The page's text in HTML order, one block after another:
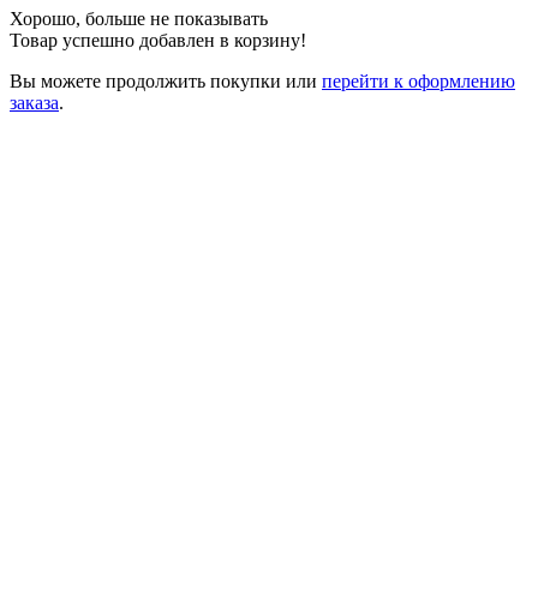
Хорошо, больше не показывать
Товар успешно добавлен в корзину!
Вы можете продолжить покупки или перейти к оформлению
заказа.